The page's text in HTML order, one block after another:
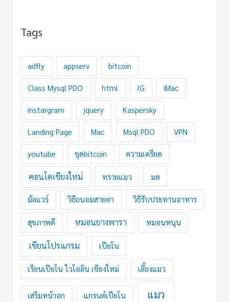
Tags
adfly appserv bitcoin
Class Mysql PDO html IG iMac
instargram jquery Kaspersky
Landing Page Mac Msql PDO VPN
youtube ขุดbitcoin ความเครียด
คอนโดเชียงใหม่ ทรายแมว มด
มัลแวร์ วิธีถนอมสายตา วิธีรับประทานอาหาร
สุขภาพดี หมอนยางพารา หมอนหนุน
เขียนโปรแกรม เปียโน
เรียนเปียโน ไวโอลิน เชียงใหม่ เลี้ยงแมว
เสริมหน้าอก แกรนด์เปียโน แมว